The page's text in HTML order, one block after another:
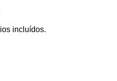
incluídos.